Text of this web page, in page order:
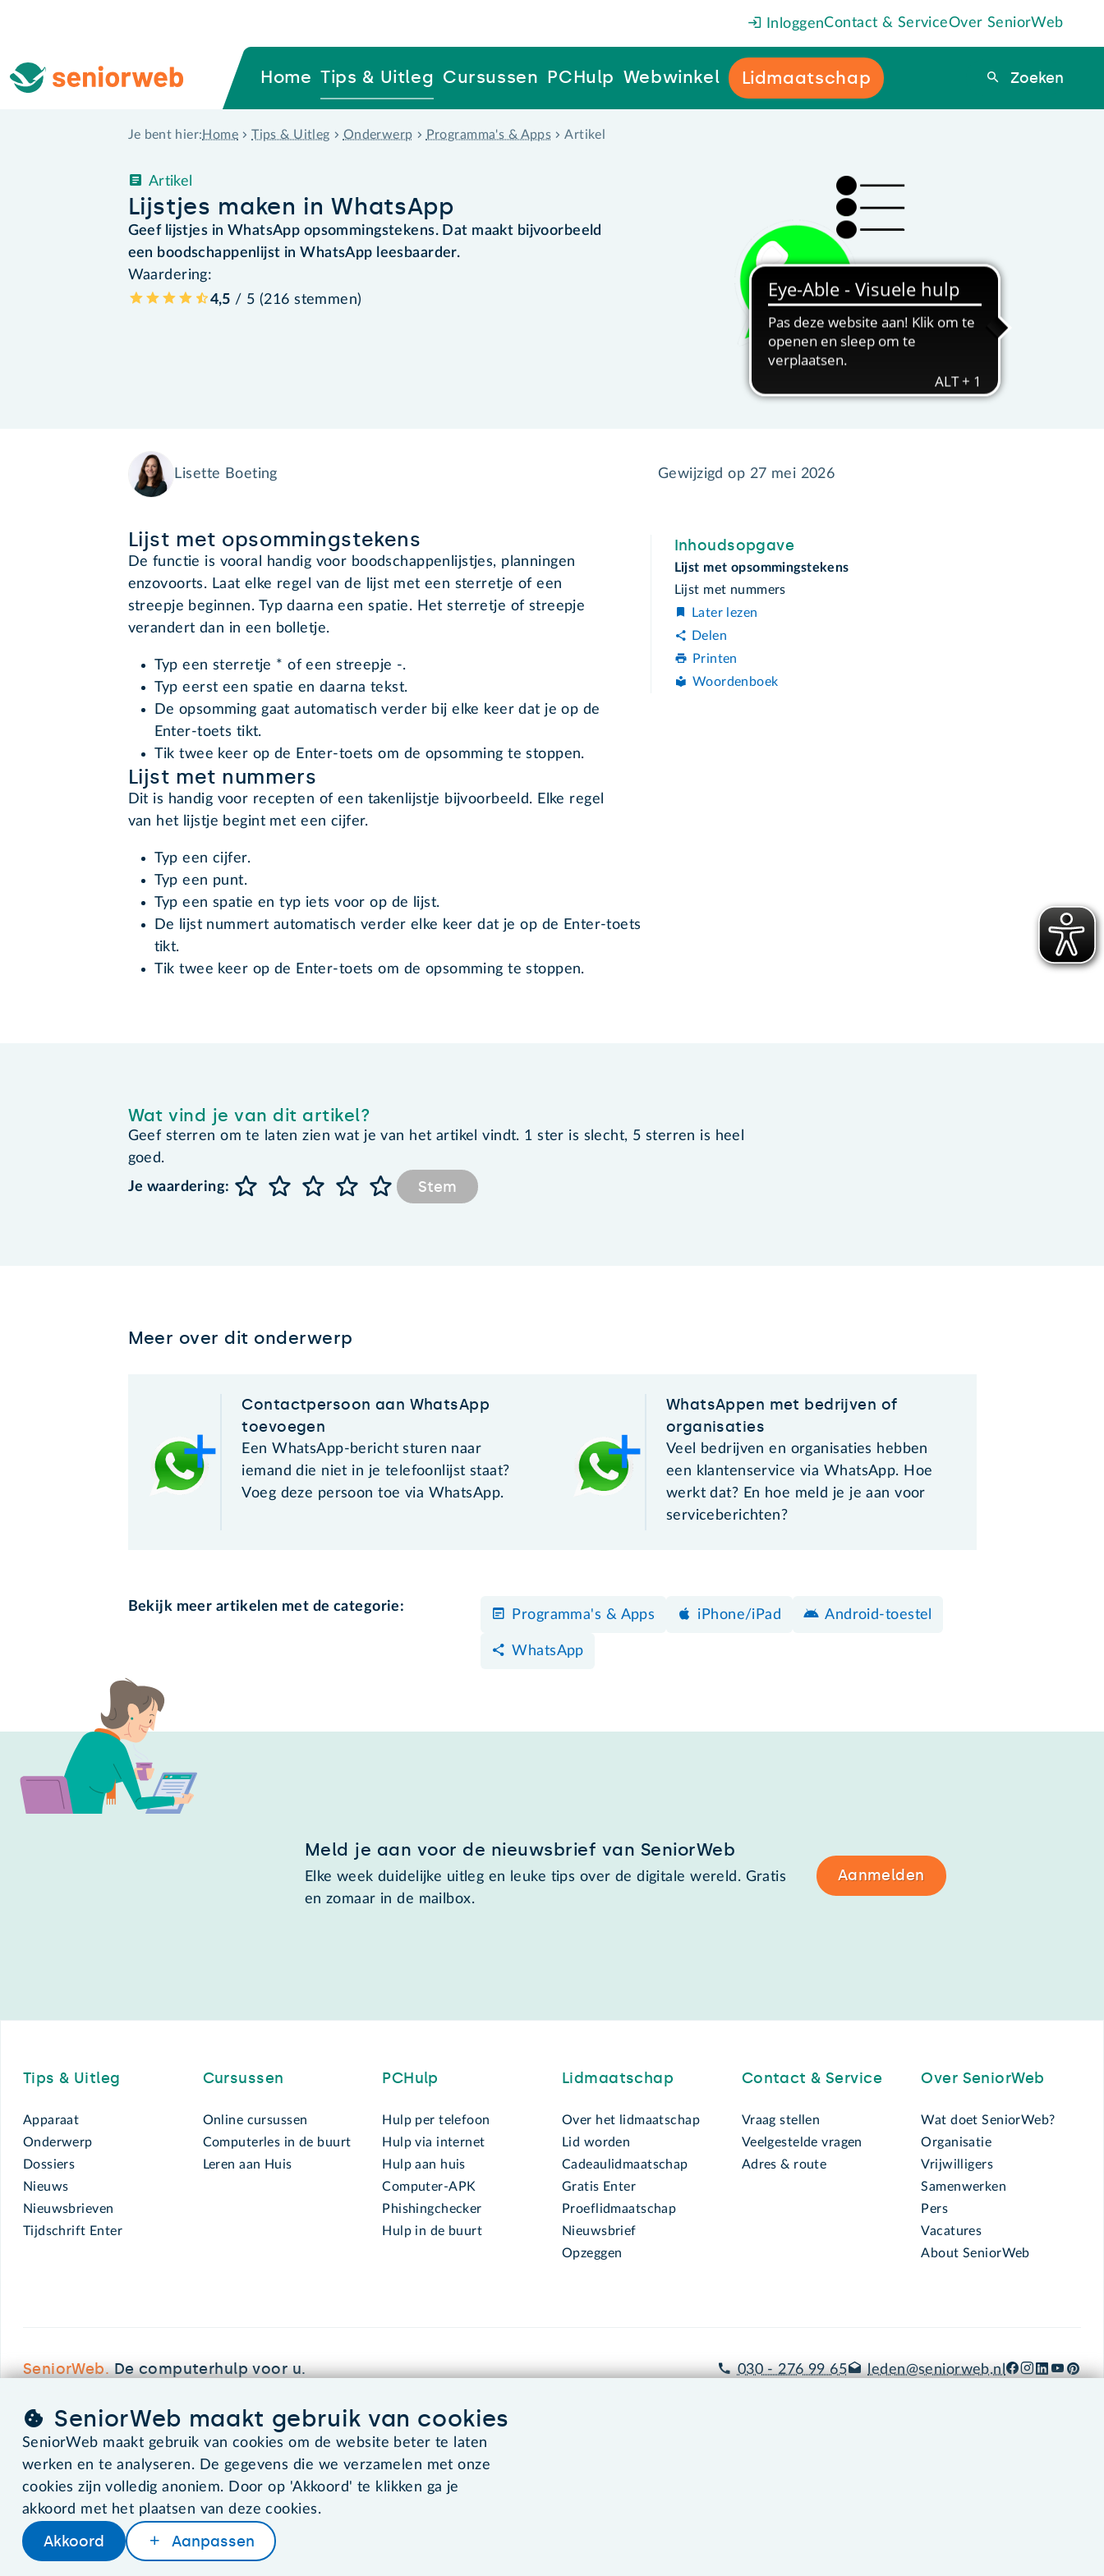
InloggenContact & ServiceOver SeniorWeb
Home Tips & Uitleg Cursussen PCHulp Webwinkel Lidmaatschap Zoeken
Zoeken
Je bent hier: Home Tips & Uitleg Onderwerp Programma's & Apps Artikel
Lijstjes maken in WhatsApp
Artikel
Geef lijstjes in WhatsApp opsommingstekens. Dat maakt bijvoorbeeld
een boodschappenlijst in WhatsApp leesbaarder.
Waardering:
4,5 / 5 (216 stemmen)
Lisette Boeting Gewijzigd op 27 mei 2026
Lijst met opsommingstekens
De functie is vooral handig voor boodschappenlijstjes, planningen
enzovoorts. Laat elke regel van de lijst met een sterretje of een
streepje beginnen. Typ daarna een spatie. Het sterretje of streepje
verandert dan in een bolletje.
Typ een sterretje * of een streepje -.
Typ eerst een spatie en daarna tekst.
De opsomming gaat automatisch verder bij elke keer dat je op de
Enter-toets tikt.
Tik twee keer op de Enter-toets om de opsomming te stoppen.
Lijst met nummers
Dit is handig voor recepten of een takenlijstje bijvoorbeeld. Elke regel
van het lijstje begint met een cijfer.
Typ een cijfer.
Typ een punt.
Typ een spatie en typ iets voor op de lijst.
De lijst nummert automatisch verder elke keer dat je op de Enter-toets
tikt.
Tik twee keer op de Enter-toets om de opsomming te stoppen.
Inhoudsopgave
Lijst met opsommingstekens
Lijst met nummers
Later lezen
Delen
Printen
Woordenboek
Wat vind je van dit artikel?
Geef sterren om te laten zien wat je van het artikel vindt. 1 ster is slecht, 5 sterren is heel
goed.
Je waardering:
Stem
Meer over dit onderwerp
Contactpersoon aan WhatsApp
toevoegen
Een WhatsApp-bericht sturen naar
iemand die niet in je telefoonlijst staat?
Voeg deze persoon toe via WhatsApp.
WhatsAppen met bedrijven of
organisaties
Veel bedrijven en organisaties hebben
een klantenservice via WhatsApp. Hoe
werkt dat? En hoe meld je je aan voor
serviceberichten?
Bekijk meer artikelen met de categorie:
Programma's & Apps iPhone/iPad Android-toestel
WhatsApp
Meld je aan voor de nieuwsbrief van SeniorWeb
Elke week duidelijke uitleg en leuke tips over de digitale wereld. Gratis
en zomaar in de mailbox.
Aanmelden
Tips & Uitleg
Apparaat
Onderwerp
Dossiers
Nieuws
Nieuwsbrieven
Tijdschrift Enter
Cursussen
Online cursussen
Computerles in de buurt
Leren aan Huis
PCHulp
Hulp per telefoon
Hulp via internet
Hulp aan huis
Computer-APK
Phishingchecker
Hulp in de buurt
Lidmaatschap
Over het lidmaatschap
Lid worden
Cadeaulidmaatschap
Gratis Enter
Proeflidmaatschap
Nieuwsbrief
Opzeggen
Contact & Service
Vraag stellen
Veelgestelde vragen
Adres & route
Over SeniorWeb
Wat doet SeniorWeb?
Organisatie
Vrijwilligers
Samenwerken
Pers
Vacatures
About SeniorWeb
SeniorWeb.De computerhulp voor u. 030 - 276 99 65 leden@seniorweb.nl
©2026 SeniorWeb
SeniorWeb maakt gebruik van cookies
SeniorWeb maakt gebruik van cookies om de website beter te laten
werken en te analyseren. De gegevens die we verzamelen met onze
cookies zijn volledig anoniem. Door op 'Akkoord' te klikken ga je
akkoord met het plaatsen van deze cookies.
Akkoord Aanpassen